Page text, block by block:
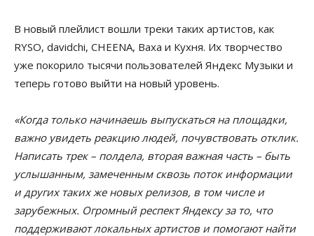
В новый плейлист вошли треки таких артистов, как
RYSO, davidchi, CHEENA, Baxa и Кухня. Их творчество
уже покорило тысячи пользователей Яндекс Музыки и
теперь готово выйти на новый уровень.
«Когда только начинаешь выпускаться на площадки,
важно увидеть реакцию людей, почувствовать отклик.
Написать трек – полдела, вторая важная часть – быть
услышанным, замеченным сквозь поток информации
и других таких же новых релизов, в том числе и
зарубежных. Огромный респект Яндексу за то, что
поддерживают локальных артистов и помогают найти